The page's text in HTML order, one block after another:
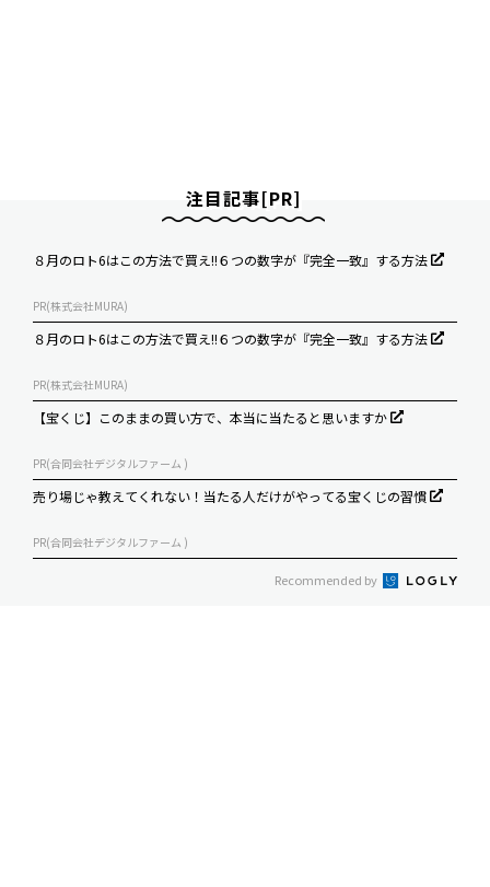
注目記事[PR]
８月のロト6はこの方法で買え!!６つの数字が『完全一致』する方法
PR(株式会社MURA)
８月のロト6はこの方法で買え!!６つの数字が『完全一致』する方法
PR(株式会社MURA)
【宝くじ】このままの買い方で、本当に当たると思いますか
PR(合同会社デジタルファーム )
売り場じゃ教えてくれない！当たる人だけがやってる宝くじの習慣
PR(合同会社デジタルファーム )
Recommended by